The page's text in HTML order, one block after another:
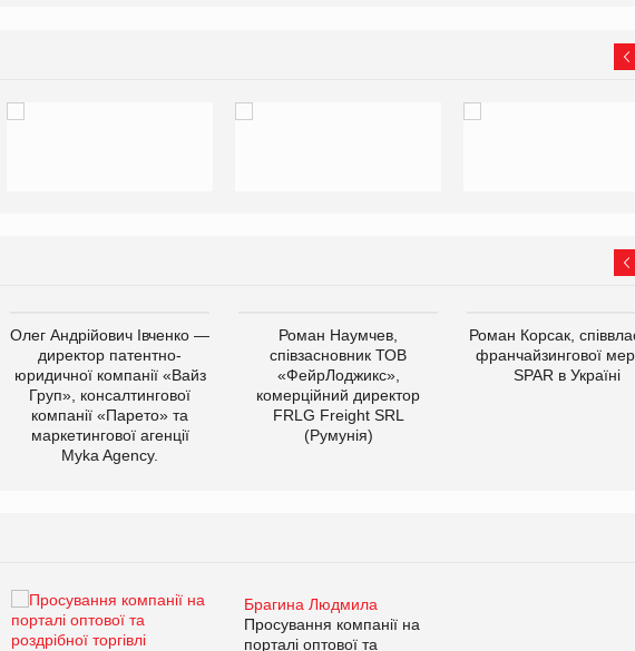
Олег Андрійович Івченко —
директор патентно-
юридичної компанії «Вайз
Груп», консалтингової
компанії «Парето» та
маркетингової агенції
Myka Agency.
Роман Наумчев,
співзасновник ТОВ
«ФейрЛоджикс»,
комерційний директор
FRLG Freight SRL
(Румунія)
Роман Корсак,
франчайзингової
SPAR в Україні
Брагина Людмила
Просування компанії на
порталі оптової та